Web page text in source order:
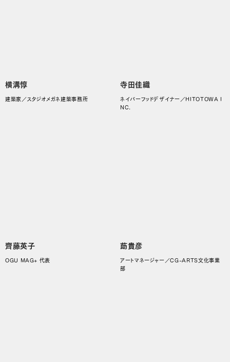
横溝惇
建築家／スタジオメガネ建築事務所
寺田佳織
ネイバーフッドデザイナー／HITOTOWA I
NC.
齊藤英子
OGU MAG+ 代表
莇貴彦
アートマネージャー／CG-ARTS文化事業
部